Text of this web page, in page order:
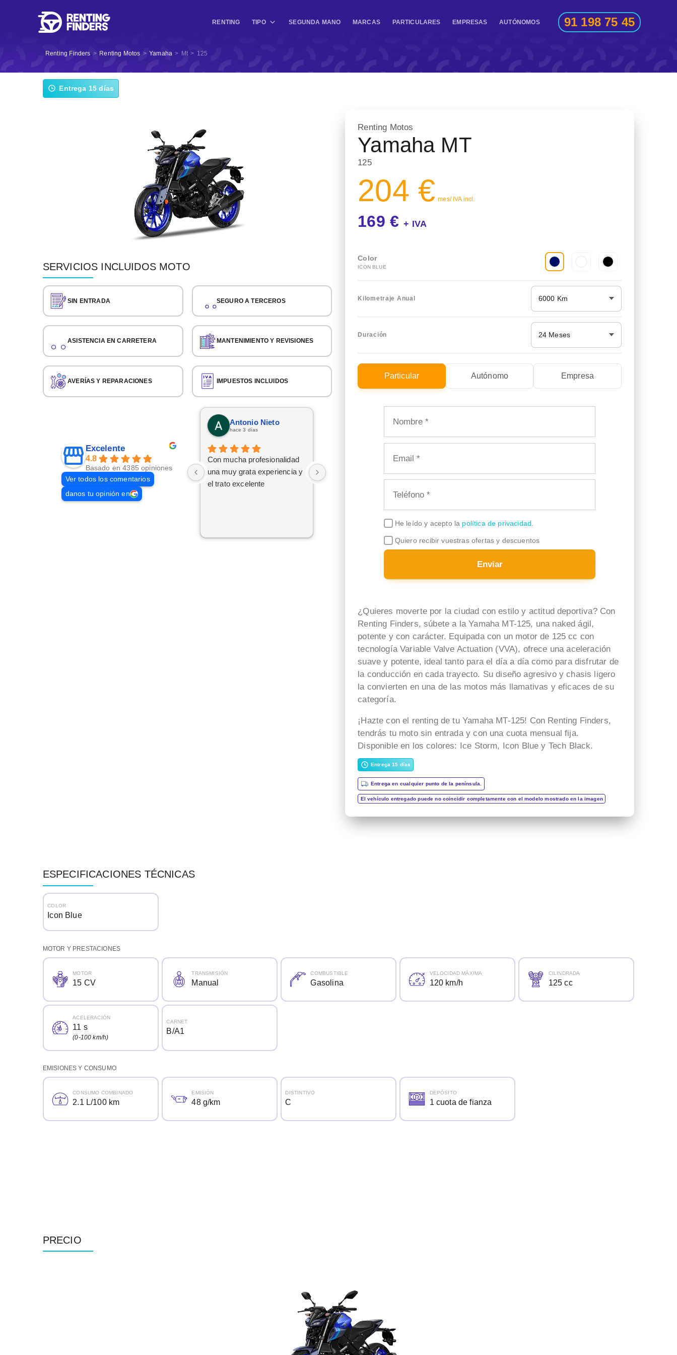
RENTING TIPO SEGUNDA MANO MARCAS PARTICULARES EMPRESAS AUTÓNOMOS 91 198 75 45
Renting Finders > Renting Motos > Yamaha > Mt > 125
Entrega 15 días
Renting Motos
Yamaha MT
125
204 € mes/ IVA incl.
169 €+ IVA
Color
ICON BLUE
Kilometraje Anual 6000 Km
Duración 24 Meses
Particular Autónomo Empresa
He leído y acepto la política de privacidad.
Quiero recibir vuestras ofertas y descuentos
Enviar
¿Quieres moverte por la ciudad con estilo y actitud deportiva? Con
Renting Finders, súbete a la Yamaha MT-125, una naked ágil,
potente y con carácter. Equipada con un motor de 125 cc con
tecnología Variable Valve Actuation (VVA), ofrece una aceleración
suave y potente, ideal tanto para el día a día como para disfrutar de
la conducción en cada trayecto. Su diseño agresivo y chasis ligero
la convierten en una de las motos más llamativas y eficaces de su
categoría.
¡Hazte con el renting de tu Yamaha MT-125! Con Renting Finders,
tendrás tu moto sin entrada y con una cuota mensual fija.
Disponible en los colores: Ice Storm, Icon Blue y Tech Black.
Entrega 15 días
Entrega en cualquier punto de la península.
El vehículo entregado puede no coincidir completamente con el modelo mostrado en la imagen
SERVICIOS INCLUIDOS MOTO
SIN ENTRADA SEGURO A TERCEROS
ASISTENCIA EN CARRETERA MANTENIMIENTO Y REVISIONES
AVERÍAS Y REPARACIONES IMPUESTOS INCLUIDOS
Excelente
4.8
Basado en 4385 opiniones
Ver todos los comentarios
danos tu opinión en
Antonio Nieto
hace 3 días
Con mucha profesionalidad
una muy grata experiencia y
el trato excelente
Rulen Ordiz
El trato por parte de Belén
Iriz ha sido simplemente
finalmente no hemos
contratado el servicio por
motivos externos, tengo
decido dar el paso, volveré a
profesionales tan atentas,
profesional resolvio todas
gracias por todo.
asesorado fenomenal
ESPECIFICACIONES TÉCNICAS
COLOR
Icon Blue
MOTOR Y PRESTACIONES
MOTOR
15 CV
TRANSMISIÓN
Manual
COMBUSTIBLE
Gasolina
VELOCIDAD MÁXIMA
120 km/h
CILINDRADA
125 cc
ACELERACIÓN
11 s
(0-100 km/h)
CARNET
B/A1
EMISIONES Y CONSUMO
CONSUMO COMBINADO
2.1 L/100 km
EMISIÓN
48 g/km
DISTINTIVO
C
DEPÓSITO
1 cuota de fianza
PRECIO